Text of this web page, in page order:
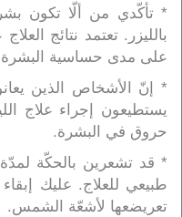
* تأكّدي من ألّا تكون
بالليزر. تعتمد نتائج
على مدى حساسية
* إنّ الأشخاص الذين
يستطيعون إجراء علاج
حروق في البشرة.
طبيعي للعلاج. عليك
تعريضعها لأشعّة الشمس.